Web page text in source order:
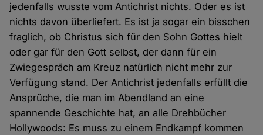
jedenfalls wusste vom Antichrist nichts. Oder es ist
nichts davon überliefert. Es ist ja sogar ein bisschen
fraglich, ob Christus sich für den Sohn Gottes hielt
oder gar für den Gott selbst, der dann für ein
Zwiegespräch am Kreuz natürlich nicht mehr zur
Verfügung stand. Der Antichrist jedenfalls erfüllt die
Ansprüche, die man im Abendland an eine
spannende Geschichte hat, an alle Drehbücher
Hollywoods: Es muss zu einem Endkampf kommen